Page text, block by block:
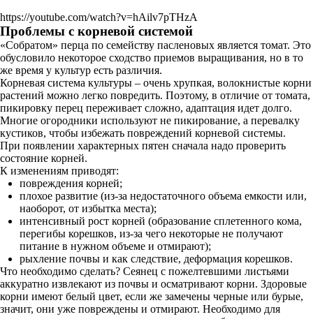
https://youtube.com/watch?v=hAilv7pTHzA
Проблемы с корневой системой
«Собратом» перца по семейству пасленовых является томат. Это
обусловило некоторое сходство приемов выращивания, но в то
же время у культур есть различия.
Корневая система культуры – очень хрупкая, волокнистые корни
растений можно легко повредить. Поэтому, в отличие от томата,
пикировку перец переживает сложно, адаптация идет долго.
Многие огородники используют не пикирование, а перевалку
кустиков, чтобы избежать повреждений корневой системы.
При появлении характерных пятен сначала надо проверить
состояние корней.
К изменениям приводят:
повреждения корней;
плохое развитие (из-за недостаточного объема емкости или,
наоборот, от избытка места);
интенсивный рост корней (образование сплетенного кома,
перегибы корешков, из-за чего некоторые не получают
питание в нужном объеме и отмирают);
рыхление почвы и как следствие, деформация корешков.
Что необходимо сделать? Сеянец с пожелтевшими листьями
аккуратно извлекают из почвы и осматривают корни. Здоровые
корни имеют белый цвет, если же замечены черные или бурые,
значит, они уже повреждены и отмирают. Необходимо для